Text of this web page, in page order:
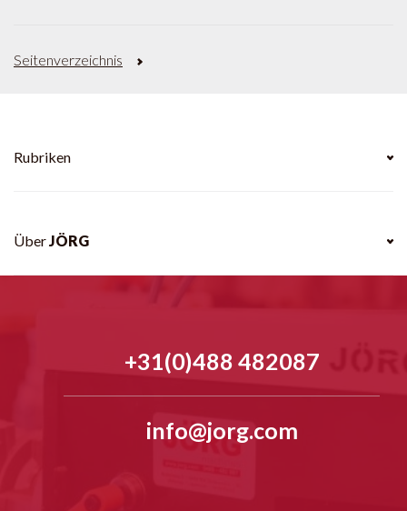
Seitenverzeichnis
Rubriken
ÜberJÖRG
+31(0)488 482087
info@jorg.com